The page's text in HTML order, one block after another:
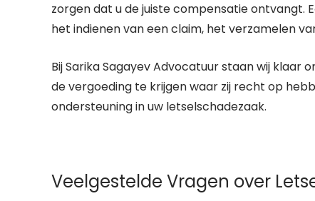
zorgen dat u de juiste compensatie ontvangt.
het indienen van een claim, het verzamelen
Bij Sarika Sagayev Advocatuur staan wij
de vergoeding te krijgen waar zij recht op
ondersteuning in uw letselschadezaak.
Veelgestelde Vragen over